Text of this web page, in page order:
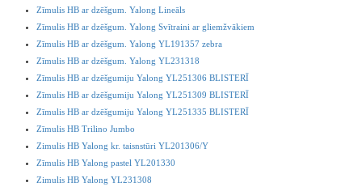
Zīmulis HB ar dzēšgum. Yalong Lineāls
Zīmulis HB ar dzēšgum. Yalong Svītraini ar gliemžvākiem
Zīmulis HB ar dzēšgum. Yalong YL191357 zebra
Zīmulis HB ar dzēšgum. Yalong YL231318
Zīmulis HB ar dzēšgumiju Yalong YL251306 BLISTERĪ
Zīmulis HB ar dzēšgumiju Yalong YL251309 BLISTERĪ
Zīmulis HB ar dzēšgumiju Yalong YL251335 BLISTERĪ
Zīmulis HB Trilino Jumbo
Zimulis HB Yalong kr. taisnstūri YL201306/Y
Zīmulis HB Yalong pastel YL201330
Zimulis HB Yalong YL231308